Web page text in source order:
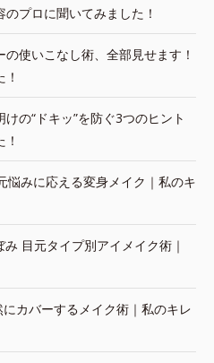
プロに聞いてみました！
の使いこなし術、全部見せます！
の“ドキッ”を防ぐ3つのヒント
悩みに応える変身メイク｜私のキ
目元タイプ別アイメイク術｜
カバーするメイク術｜私のキレ